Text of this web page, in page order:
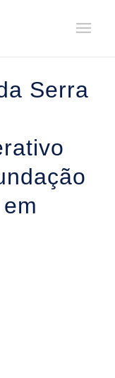
Serra